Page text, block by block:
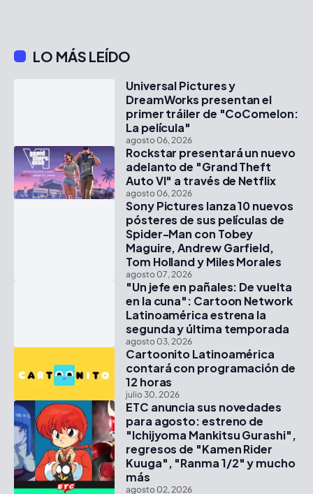
LO MÁS LEÍDO
Universal Pictures y
DreamWorks presentan el
primer tráiler de "CoComelon:
La película"
agosto 06, 2026
Rockstar presentará un nuevo
adelanto de "Grand Theft
Auto VI" a través de Netflix
agosto 06, 2026
Sony Pictures lanza 10 nuevos
pósteres de sus películas de
Spider-Man con Tobey
Maguire, Andrew Garfield,
Tom Holland y Miles Morales
agosto 07, 2026
"Un jefe en pañales: De vuelta
en la cuna": Cartoon Network
Latinoamérica estrena la
segunda y última temporada
agosto 03, 2026
Cartoonito Latinoamérica
contará con programación de
12 horas
julio 30, 2026
ETC anuncia sus novedades
para agosto: estreno de
"Ichijyoma Mankitsu Gurashi",
regresos de "Kamen Rider
Kuuga", "Ranma 1/2" y mucho
más
agosto 02, 2026